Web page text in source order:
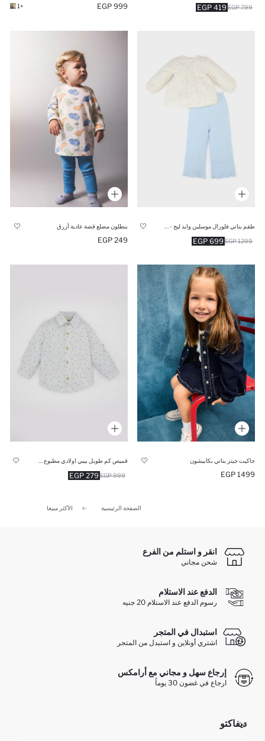
419 EGP 799 EGP
999 EGP
+1
699 EGP 1299 EGP
بنطلون مضلع قصة عادية أزرق
249 EGP
جاكيت جينز بناتي بكابيشون
1499 EGP
279 EGP 999 EGP
الصفحة الرئيسية الأكثر مبيعا
انقر و استلم من الفرع
شحن مجاني
الدفع عند الاستلام
رسوم الدفع عند الاستلام 20 جنيه
استبدال في المتجر
اشتري أونلاين و استبدل من المتجر
إرجاع سهل و مجاني مع أرامكس
ارجاع في غضون 30 يوماً
ديفاكتو